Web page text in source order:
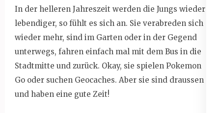
In der helleren Jahreszeit werden die Jungs wieder
lebendiger, so fühlt es sich an. Sie verabreden sich
wieder mehr, sind im Garten oder in der Gegend
unterwegs, fahren einfach mal mit dem Bus in die
Stadtmitte und zurück. Okay, sie spielen Pokemon
Go oder suchen Geocaches. Aber sie sind draussen
und haben eine gute Zeit!